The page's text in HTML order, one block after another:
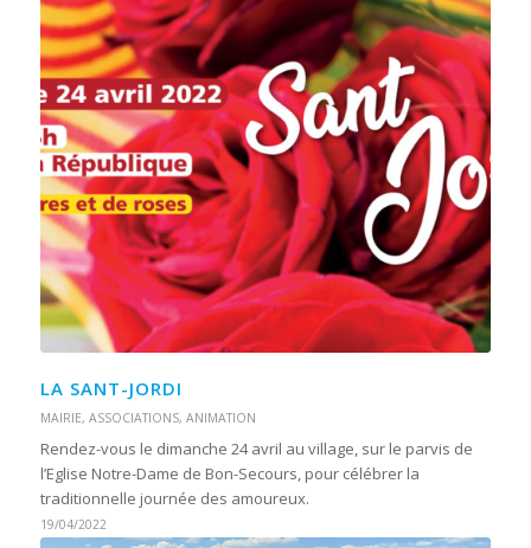
LA SANT-JORDI
MAIRIE, ASSOCIATIONS, ANIMATION
Rendez-vous le dimanche 24 avril au village, sur le parvis de
l’Eglise Notre-Dame de Bon-Secours, pour célébrer la
traditionnelle journée des amoureux.
19/04/2022